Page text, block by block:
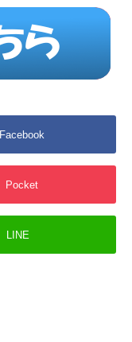
Facebook
Pocket
LINE